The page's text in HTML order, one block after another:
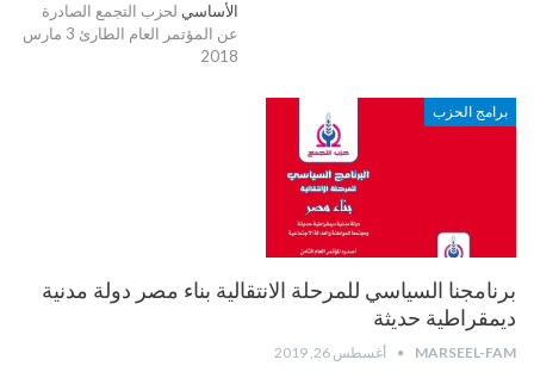
الأساسي لحزب التجمع الصادرة
عن المؤتمر العام الطارئ 3 مارس
2018
برامج الحزب
برنامجنا السياسي للمرحلة الانتقالية بناء مصر دولة مدنية
ديمقراطية حديثة
MARSEEL-FAM أغسطس 26, 2019